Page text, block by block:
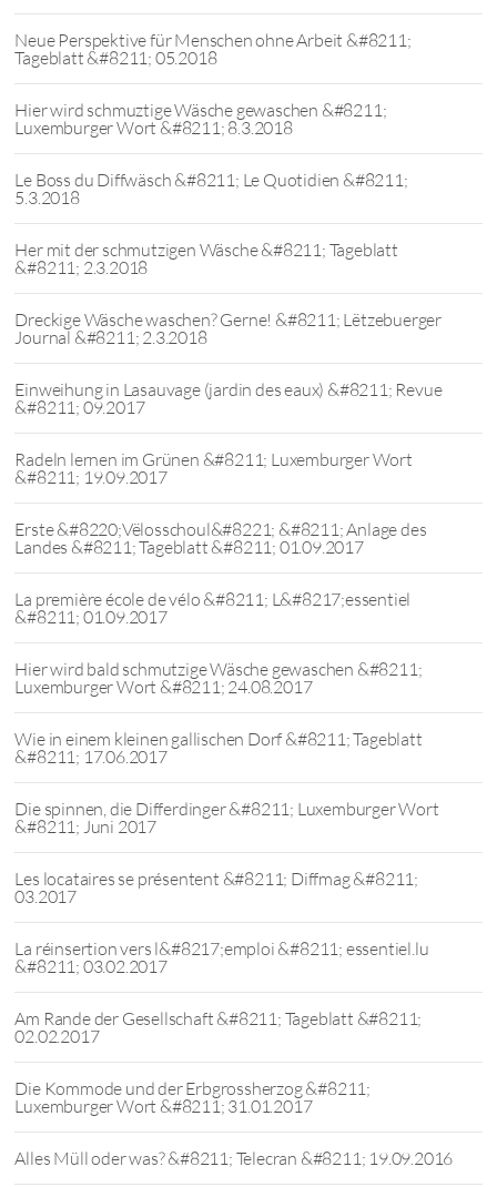
Neue Perspektive für Menschen ohne Arbeit &#8211;
Tageblatt &#8211; 05.2018
Hier wird schmuztige Wäsche gewaschen &#8211;
Luxemburger Wort &#8211; 8.3.2018
Le Boss du Diffwäsch &#8211; Le Quotidien &#8211;
5.3.2018
Her mit der schmutzigen Wäsche &#8211; Tageblatt
&#8211; 2.3.2018
Dreckige Wäsche waschen? Gerne! &#8211; Lëtzebuerger
Journal &#8211; 2.3.2018
Einweihung in Lasauvage (jardin des eaux) &#8211; Revue
&#8211; 09.2017
Radeln lernen im Grünen &#8211; Luxemburger Wort
&#8211; 19.09.2017
Erste &#8220;Vëlosschoul&#8221; &#8211; Anlage des
Landes &#8211; Tageblatt &#8211; 01.09.2017
La première école de vélo &#8211; L&#8217;essentiel
&#8211; 01.09.2017
Hier wird bald schmutzige Wäsche gewaschen &#8211;
Luxemburger Wort &#8211; 24.08.2017
Wie in einem kleinen gallischen Dorf &#8211; Tageblatt
&#8211; 17.06.2017
Die spinnen, die Differdinger &#8211; Luxemburger Wort
&#8211; Juni 2017
Les locataires se présentent &#8211; Diffmag &#8211;
03.2017
La réinsertion vers l&#8217;emploi &#8211; essentiel.lu
&#8211; 03.02.2017
Am Rande der Gesellschaft &#8211; Tageblatt &#8211;
02.02.2017
Die Kommode und der Erbgrossherzog &#8211;
Luxemburger Wort &#8211; 31.01.2017
Alles Müll oder was? &#8211; Telecran &#8211; 19.09.2016